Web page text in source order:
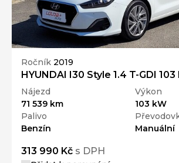
Ročník 2019
HYUNDAI I30 Style 1.4 T-GDI 103
Nájezd
71 539 km
Výkon
103 kW
Palivo
Benzín
Manuální
313 990 Kč s DPH